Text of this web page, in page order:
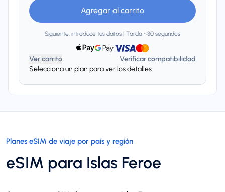
Agregar al carrito
Siguiente: introduce tus datos | Tarda ~30 segundos
Ver carrito
Verificar compatibilidad
Selecciona un plan para ver los detalles.
Planes eSIM de viaje por país y región
eSIM para Islas Feroe